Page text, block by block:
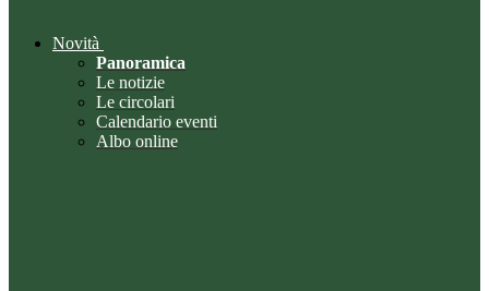
Novità
Panoramica
Le notizie
Le circolari
Calendario eventi
Albo online